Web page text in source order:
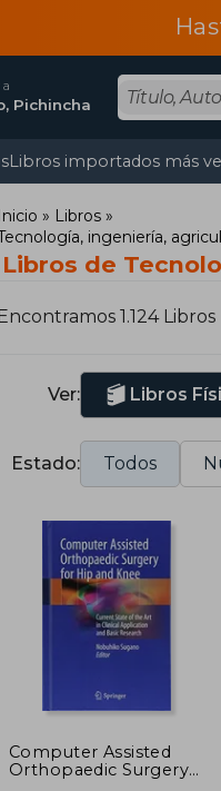
Pichincha
Libros importados más
Inicio
Libros
ingeniería,
Libros de
Encontramos 1.124 Libros
Ver: Libros
Estado: Todos
Computer Assisted
Orthopaedic Surgery